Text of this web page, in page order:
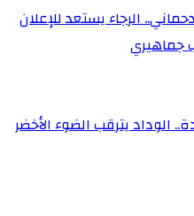
الرجاء يستعد للإعلان
جماهيري
الوداد يترقب الضوء الأخضر